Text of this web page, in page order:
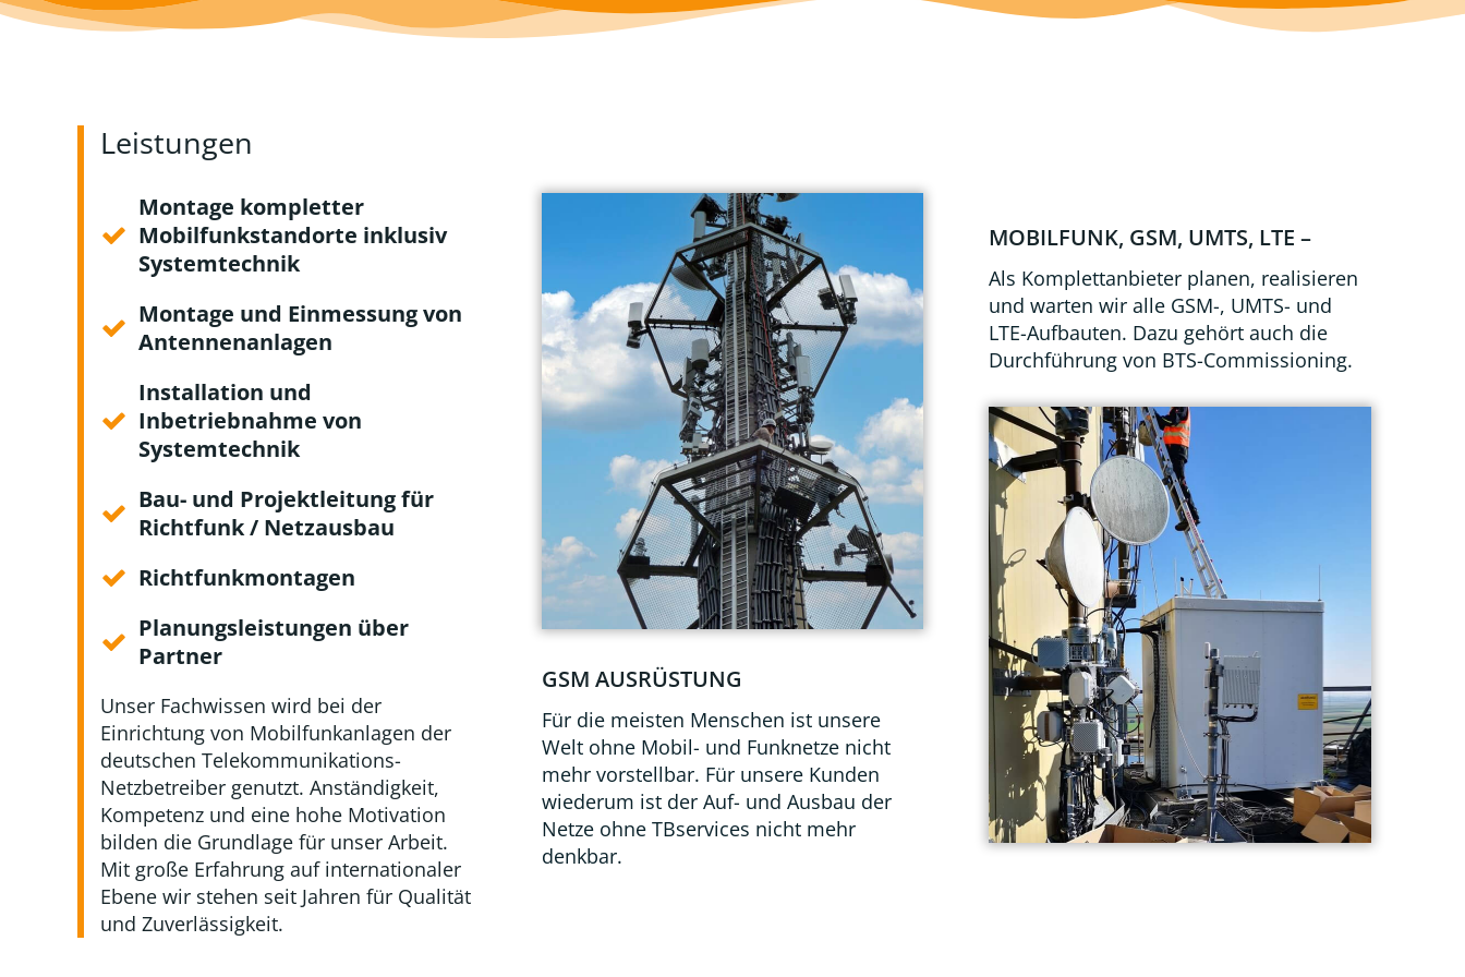
Leistungen
Montage kompletter
Mobilfunkstandorte inklusiv
Systemtechnik
Montage und Einmessung von
Antennenanlagen
Installation und
Inbetriebnahme von
Systemtechnik
Bau- und Projektleitung für
Richtfunk / Netzausbau
Richtfunkmontagen
Planungsleistungen über
Partner
Unser Fachwissen wird bei der
Einrichtung von Mobilfunkanlagen der
deutschen Telekommunikations-
Netzbetreiber genutzt. Anständigkeit,
Kompetenz und eine hohe Motivation
bilden die Grundlage für unser Arbeit.
Mit große Erfahrung auf internationaler
Ebene wir stehen seit Jahren für Qualität
und Zuverlässigkeit.
GSM AUSRÜSTUNG
Für die meisten Menschen ist unsere
Welt ohne Mobil- und Funknetze nicht
mehr vorstellbar. Für unsere Kunden
wiederum ist der Auf- und Ausbau der
Netze ohne TBservices nicht mehr
denkbar.
MOBILFUNK, GSM, UMTS, LTE –
Als Komplettanbieter planen, realisieren
und warten wir alle GSM-, UMTS- und
LTE-Aufbauten. Dazu gehört auch die
Durchführung von BTS-Commissioning.